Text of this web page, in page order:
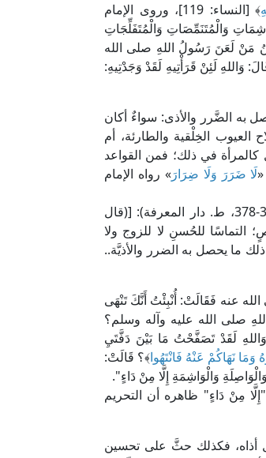
﴾ [النساء: 119]، وروى الإمام
وَالْمُتَنَمِّصَاتِ وَالْمُتَفَلِّجَاتِ
مَنْ لَعَنَ رَسُولُ اللهِ صلى الله
وَاللهِ لَئِنْ قَرَأْتِيهِ لَقَدْ وَجَدْتِيهِ:
به الضَّرر والأذى: سواءٌ أكان
العيوب الخِلْقية والطارئة، أم
في ذلك؛ فمن القواعد
لَا ضَرَرَ وَلَا ضِرَارَ» رواه الإمام
قال الحافظ ابن حجر العسقلاني في "فتح الباري شرح صحيح البخاري" (10/ 377-378، ط. دار المعرفة): [(قال
التماسًا للحُسنِ لا للزوج ولا
ما يحصل به الضرر والأذيَّة..
عنه فَقَالَتْ: أُنْبِئْتُ أَنَّكَ تَنْهَى
صلى الله عليه وآله وسلم؟
لَقَدْ تَصَفَّحْتُ مَا بَيْنَ دَفَّتَيِ
نَهَاكُمْ عَنْهُ فَانْتَهُوا﴾؟ قَالَتْ:
وَالْوَاشِمَةِ إِلَّا مِنْ دَاءٍ".
ط. دار الحديث): [قوله: "إِلَّا مِنْ دَاءٍ" ظاهره أن التحريم
أذاه، فكذلك حثَّ على تحسين